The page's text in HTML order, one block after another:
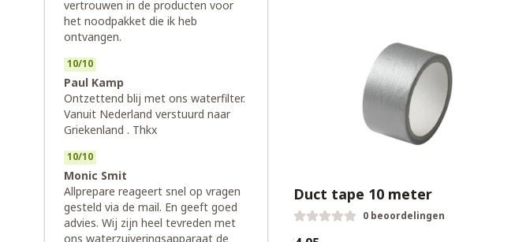
Duct tape 10 meter
0 beoordelingen
vertrouwen in de producten voor
het noodpakket die ik heb
ontvangen.
10/10
Paul Kamp
Ontzettend blij met ons waterfilter.
Vanuit Nederland verstuurd naar
Griekenland . Thkx
10/10
Monic Smit
Allprepare reageert snel op vragen
gesteld via de mail. En geeft goed
advies. Wij zijn heel tevreden met
ons waterzuiveringsapparaat de